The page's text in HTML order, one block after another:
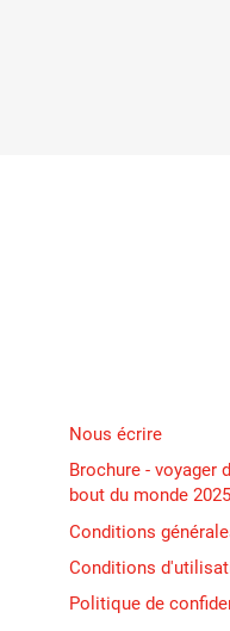
Nous écrire
Brochure - voyager
bout du monde
Conditions
Conditions
Politique de